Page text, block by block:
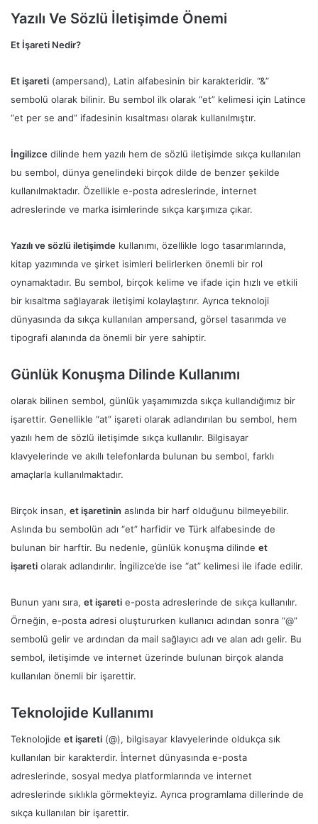
Yazılı Ve Sözlü İletişimde Önemi
Et İşareti Nedir?
Et işareti (ampersand), Latin alfabesinin bir karakteridir. “&”
sembolü olarak bilinir. Bu sembol ilk olarak “et” kelimesi için Latince
“et per se and” ifadesinin kısaltması olarak kullanılmıştır.
İngilizce dilinde hem yazılı hem de sözlü iletişimde sıkça kullanılan
bu sembol, dünya genelindeki birçok dilde de benzer şekilde
kullanılmaktadır. Özellikle e-posta adreslerinde, internet
adreslerinde ve marka isimlerinde sıkça karşımıza çıkar.
Yazılı ve sözlü iletişimde kullanımı, özellikle logo tasarımlarında,
kitap yazımında ve şirket isimleri belirlerken önemli bir rol
oynamaktadır. Bu sembol, birçok kelime ve ifade için hızlı ve etkili
bir kısaltma sağlayarak iletişimi kolaylaştırır. Ayrıca teknoloji
dünyasında da sıkça kullanılan ampersand, görsel tasarımda ve
tipografi alanında da önemli bir yere sahiptir.
Günlük Konuşma Dilinde Kullanımı
olarak bilinen sembol, günlük yaşamımızda sıkça kullandığımız bir
işarettir. Genellikle “at” işareti olarak adlandırılan bu sembol, hem
yazılı hem de sözlü iletişimde sıkça kullanılır. Bilgisayar
klavyelerinde ve akıllı telefonlarda bulunan bu sembol, farklı
amaçlarla kullanılmaktadır.
Birçok insan, et işaretinin aslında bir harf olduğunu bilmeyebilir.
Aslında bu sembolün adı “et” harfidir ve Türk alfabesinde de
bulunan bir harftir. Bu nedenle, günlük konuşma dilinde et
işareti olarak adlandırılır. İngilizce’de ise “at” kelimesi ile ifade edilir.
Bunun yanı sıra, et işareti e-posta adreslerinde de sıkça kullanılır.
Örneğin, e-posta adresi oluştururken kullanıcı adından sonra “@”
sembolü gelir ve ardından da mail sağlayıcı adı ve alan adı gelir. Bu
sembol, iletişimde ve internet üzerinde bulunan birçok alanda
kullanılan önemli bir işarettir.
Teknolojide Kullanımı
Teknolojide et işareti (@), bilgisayar klavyelerinde oldukça sık
kullanılan bir karakterdir. İnternet dünyasında e-posta
adreslerinde, sosyal medya platformlarında ve internet
adreslerinde sıklıkla görmekteyiz. Ayrıca programlama dillerinde de
sıkça kullanılan bir işarettir.